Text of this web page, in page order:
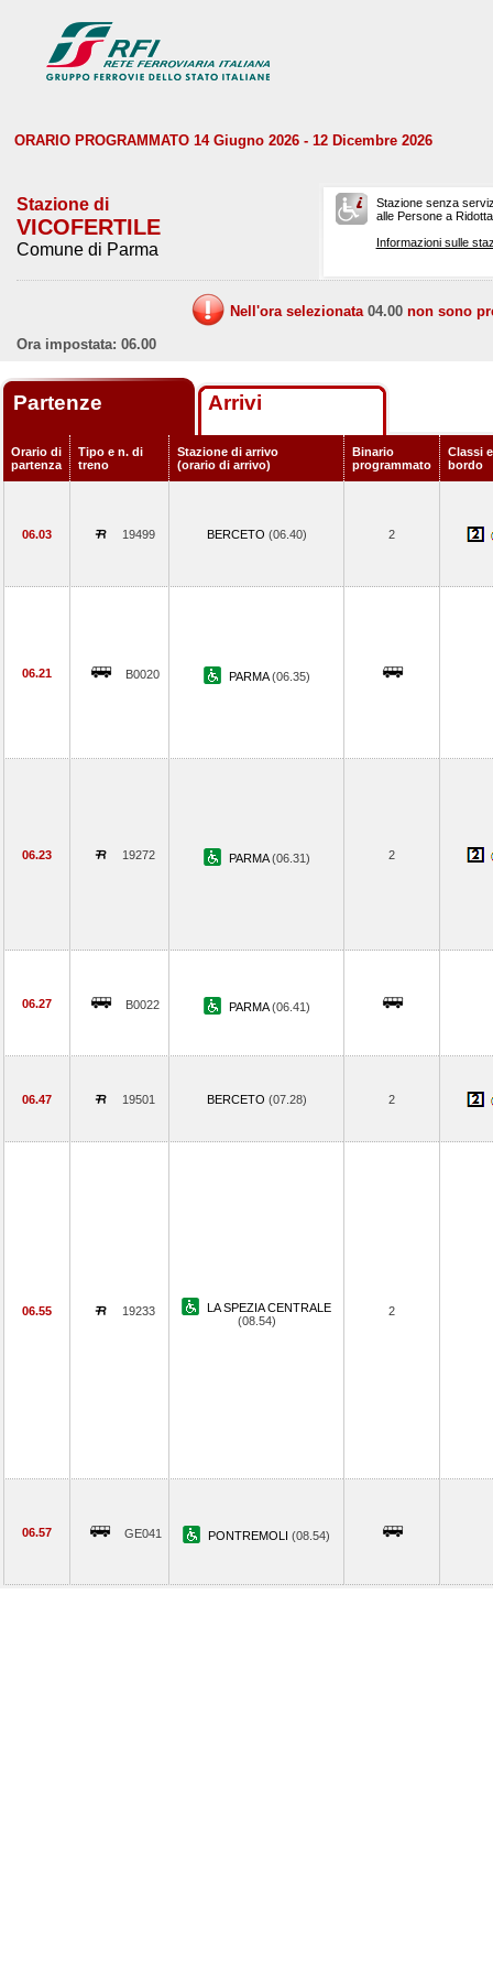
ORARIO PROGRAMMATO 14 Giugno 2026 - 12 Dicembre 2026
Stazione di
VICOFERTILE
Comune di Parma
Stazione senza
alle Persone a
Informazioni sulle
Nell'ora selezionata 04.00 non sono
Ora impostata: 06.00
Partenze Arrivi
Orario di
partenza
Tipo e n. di
treno
Stazione di arrivo
(orario di arrivo)
Binario
programmato
Classi
bordo
06.03 19499 BERCETO (06.40) 2
06.21 B0020 PARMA(06.35)
06.23 19272 PARMA(06.31) 2
06.27 B0022 PARMA(06.41)
06.47 19501 BERCETO (07.28) 2
06.55 19233
LA SPEZIA CENTRALE
(08.54)
2
06.57 GE041 PONTREMOLI (08.54)